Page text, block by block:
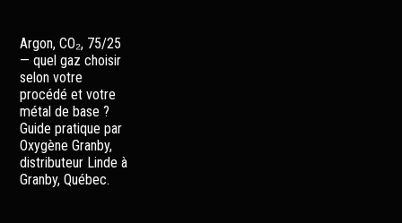
Argon, CO₂, 75/25
— quel gaz choisir
selon votre
procédé et votre
métal de base ?
Guide pratique par
Oxygène Granby,
distributeur Linde à
Granby, Québec.